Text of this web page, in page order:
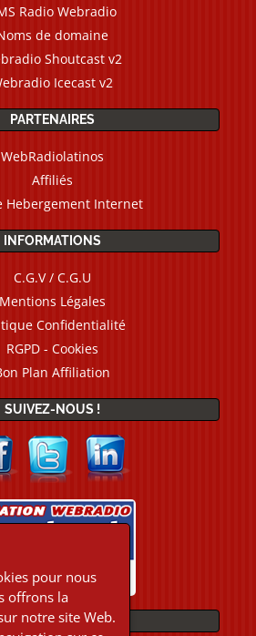
Radio Webradio
de domaine
Shoutcast v2
Icecast v2
PARTENAIRES
WebRadiolatinos
Affiliés
Hebergement Internet
INFORMATIONS
C.G.V / C.G.U
Mentions Légales
Confidentialité
RGPD - Cookies
Plan Affiliation
SUIVEZ-NOUS !
PAIEMENTS
pour nous
offrons la
notre site Web.